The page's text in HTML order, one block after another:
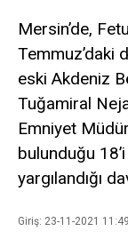
Mersin’de,
Temmuz’daki
eski Akdeniz
Tuğamiral
Emniyet
bulunduğu
yargılandığı
Giriş: 23-11-2021 11:49